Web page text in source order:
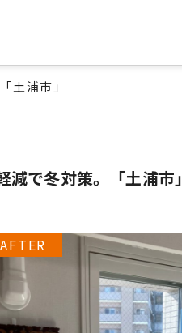
土浦市」
で冬対策。「土浦市」